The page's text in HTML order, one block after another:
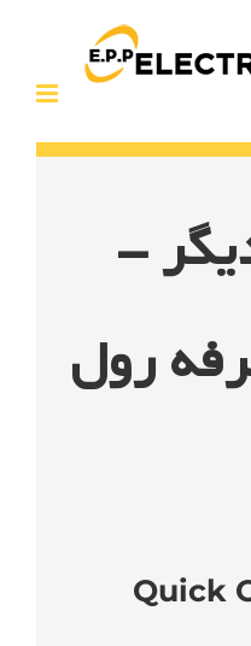
–
رول
Quick